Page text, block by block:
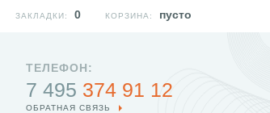
ТЕЛЕФОН:
7 495 374 91 12
ОБРАТНАЯ СВЯЗЬ
КОРЗИНА: пусто
ЗАКЛАДКИ: 0